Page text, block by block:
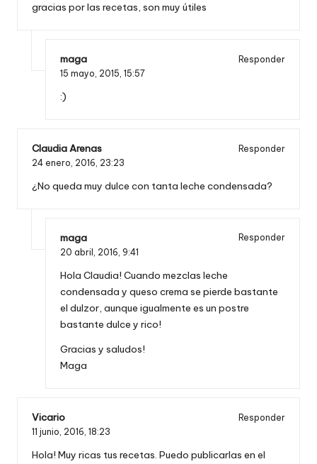
gracias por las recetas, son muy útiles
maga
Responder
15 mayo, 2015, 15:57
:)
Claudia Arenas
Responder
24 enero, 2016, 23:23
¿No queda muy dulce con tanta leche condensada?
maga
Responder
20 abril, 2016, 9:41
Hola Claudia! Cuando mezclas leche
condensada y queso crema se pierde bastante
el dulzor, aunque igualmente es un postre
bastante dulce y rico!
Gracias y saludos!
Maga
Vicario
Responder
11 junio, 2016, 18:23
Hola! Muy ricas tus recetas. Puedo publicarlas en el